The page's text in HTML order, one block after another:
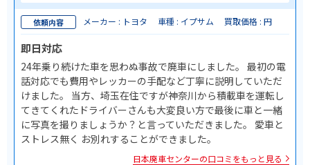
依頼内容 メーカー : トヨタ 車種 : イプサム 買取価格 : 円
即日対応
24年乗り続けた車を思わぬ事故で廃車にしました。 最初の電
話対応でも費用やレッカーの手配など丁寧に説明していただ
けました。 当方、埼玉在住ですが神奈川から積載車を運転し
てきてくれたドライバーさんも大変良い方で最後に車と一緒
に写真を撮りましょうか？と言っていただきました。 愛車と
ストレス無く お別れすることができました。
日本廃車センターの口コミをもっと見る